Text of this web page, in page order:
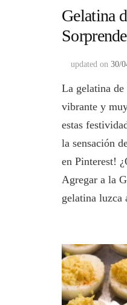
Gelatina
updated on 30/
La gelatina de
vibrante y
estas
la sensación
en Pinterest!
Agregar a la
gelatina